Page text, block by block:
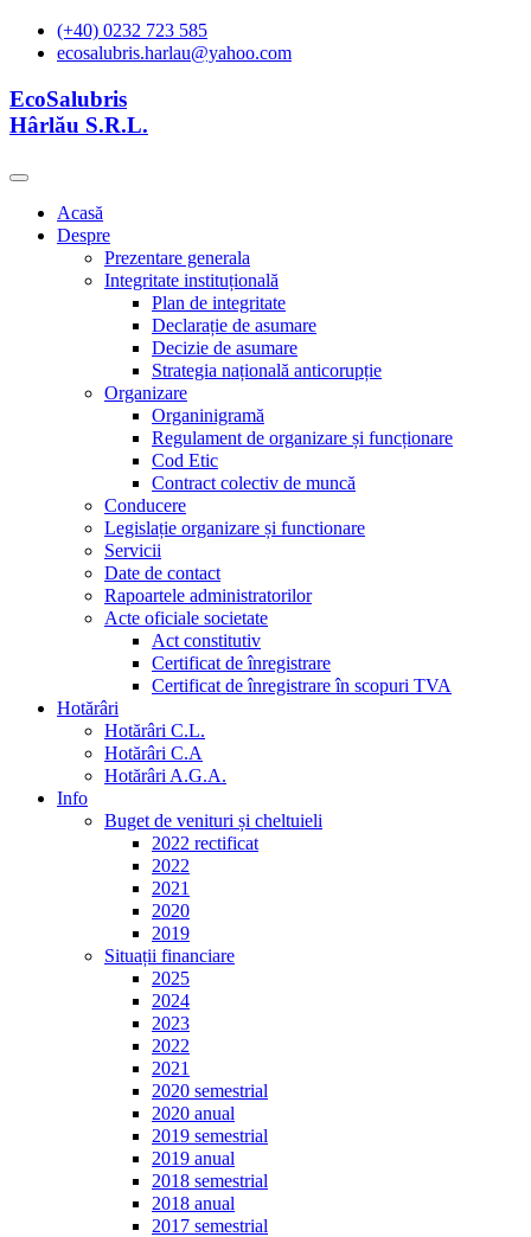
(+40) 0232 723 585
ecosalubris.harlau@yahoo.com
EcoSalubris
Hârlău S.R.L.
Acasă
Despre
Prezentare generala
Integritate instituțională
Plan de integritate
Declarație de asumare
Decizie de asumare
Strategia națională anticorupție
Organizare
Organinigramă
Regulament de organizare și funcționare
Cod Etic
Contract colectiv de muncă
Conducere
Legislație organizare și functionare
Servicii
Date de contact
Rapoartele administratorilor
Acte oficiale societate
Act constitutiv
Certificat de înregistrare
Certificat de înregistrare în scopuri TVA
Hotărâri
Hotărâri C.L.
Hotărâri C.A
Hotărâri A.G.A.
Info
Buget de venituri și cheltuieli
2022 rectificat
2022
2021
2020
2019
Situații financiare
2025
2024
2023
2022
2021
2020 semestrial
2020 anual
2019 semestrial
2019 anual
2018 semestrial
2018 anual
2017 semestrial